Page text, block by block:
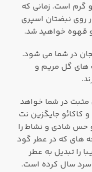
گرم است. زمانی که
روی نبضتان اسپری
و قهوه خواهید شد.
در شما می شود.
های گل مریم و
مثبت در شما خواهد
کاکائو جایگزین نت
حس شادی و نشاط را
های که در عطر گود
را تبدیل به عطر
سرد سال کرده است.